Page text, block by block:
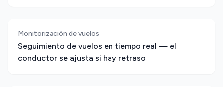
Monitorización de vuelos
Seguimiento de vuelos en tiempo real — el
conductor se ajusta si hay retraso